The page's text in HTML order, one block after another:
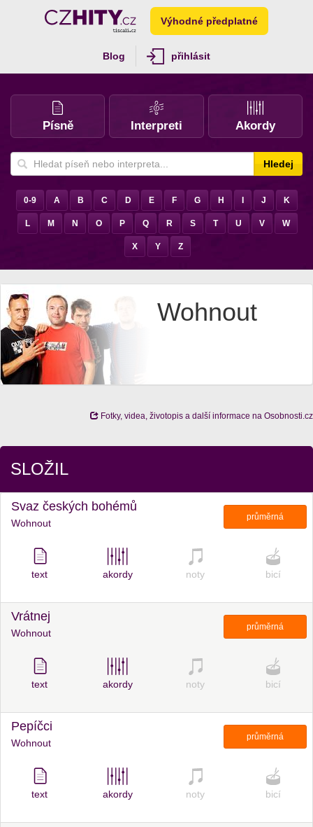
Výhodné předplatné
Blog přihlásit
Písně Interpreti Akordy
Hledej
0-9 A B C D E F G H J K
L M N O P Q R S T U V W
X Y Z
Wohnout
Fotky, videa, životopis a další informace na Osobnosti.cz
SLOŽIL
Svaz českých bohémů
Wohnout
průměrná
text akordy noty bicí
Vrátnej
Wohnout
průměrná
text akordy noty bicí
Pepíčci
Wohnout
průměrná
text akordy noty bicí